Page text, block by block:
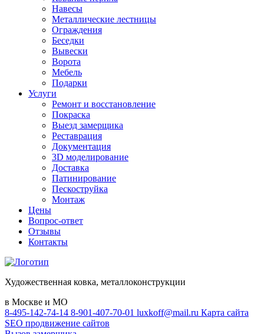
Навесы
Металлические лестницы
Ограждения
Беседки
Вывески
Ворота
Мебель
Подарки
Услуги
Ремонт и восстановление
Покраска
Выезд замерщика
Реставрация
Документация
3D моделирование
Доставка
Патинирование
Пескоструйка
Монтаж
Цены
Вопрос-ответ
Отзывы
Контакты
Художественная ковка, металлоконструкции
в Москве и МО
8-495-142-74-14 8-901-407-70-01 luxkoff@mail.ru Карта сайта
SEO продвижение сайтов